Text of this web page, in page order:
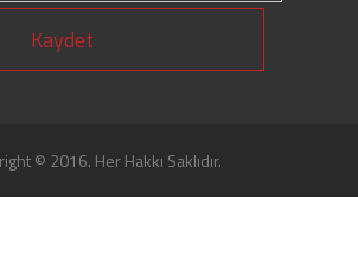
Kaydet
© 2016. Her Hakkı Saklıdır.